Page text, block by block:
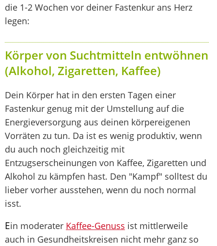
die 1-2 Wochen vor deiner Fastenkur ans Herz
legen:
Körper von Suchtmitteln entwöhnen
(Alkohol, Zigaretten, Kaffee)
Dein Körper hat in den ersten Tagen einer
Fastenkur genug mit der Umstellung auf die
Energieversorgung aus deinen körpereigenen
Vorräten zu tun. Da ist es wenig produktiv, wenn
du auch noch gleichzeitig mit
Entzugserscheinungen von Kaffee, Zigaretten und
Alkohol zu kämpfen hast. Den "Kampf" solltest du
lieber vorher ausstehen, wenn du noch normal
isst.
Ein moderater Kaffee-Genuss ist mittlerweile
auch in Gesundheitskreisen nicht mehr ganz so